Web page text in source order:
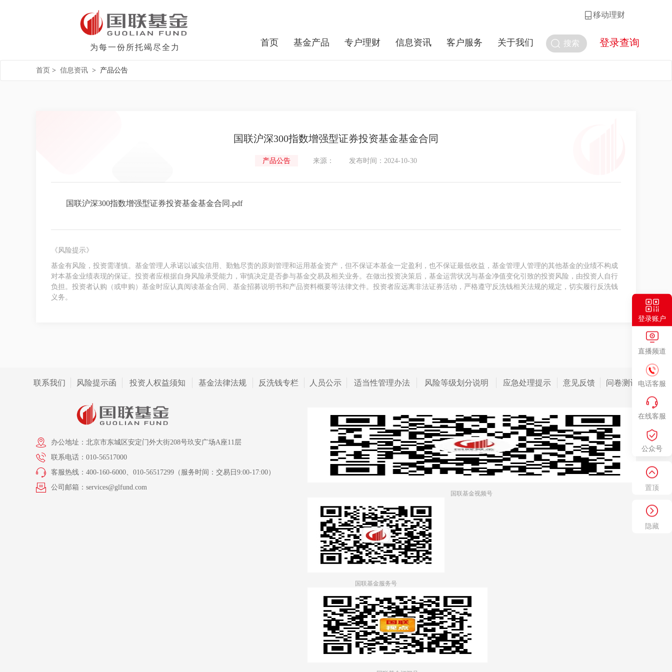
登录账户
直播频道
电话客服
在线客服
公众号
置顶
隐藏
移动理财
为每一份所托竭尽全力 搜索 登录查询
首页 基金产品 专户理财 信息资讯 客户服务 关于我们
首页 > 信息资讯 > 产品公告
国联沪深300指数增强型证券投资基金基金合同
产品公告 来源： 发布时间：2024-10-30
国联沪深300指数增强型证券投资基金基金合同.pdf
《风险提示》
基金有风险，投资需谨慎。基金管理人承诺以诚实信用、勤勉尽责的原则管理和运用基金资产，但不保证本基金一定盈利，也不保证最低收益，基金管理人管理的其他基金的业绩不构成
对本基金业绩表现的保证。投资者应根据自身风险承受能力，审慎决定是否参与基金交易及相关业务。在做出投资决策后，基金运营状况与基金净值变化引致的投资风险，由投资人自行
负担。投资者认购（或申购）基金时应认真阅读基金合同、基金招募说明书和产品资料概要等法律文件。投资者应远离非法证券活动，严格遵守反洗钱相关法规的规定，切实履行反洗钱
义务。
联系我们 风险提示函 投资人权益须知 基金法律法规 反洗钱专栏 人员公示 适当性管理办法 风险等级划分说明 应急处理提示 意见反馈 问卷测评
办公地址：北京市东城区安定门外大街208号玖安广场A座11层
联系电话：010-56517000
客服热线：400-160-6000、010-56517299（服务时间：交易日9:00-17:00）
公司邮箱：services@glfund.com
国联基金视频号
国联基金服务号